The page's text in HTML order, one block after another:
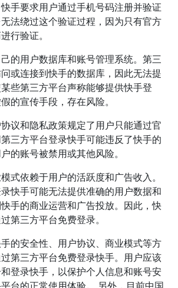
手要求用户通过手机号码注册并验证
法绕过这个验证过程，因为只有官方
行验证。
的用户数据库和账号管理系统。第三
或连接到快手的数据库，因此无法提
些第三方平台声称能够提供快手登
的宣传手段，存在风险。
议和隐私政策规定了用户只能通过官
三方平台登录快手可能违反了快手的
的账号被禁用或其他风险。
式依赖于用户的活跃度和广告收入。
快手可能无法提供准确的用户数据和
手的商业运营和广告投放。因此，快
第三方平台免费登录。
的安全性、用户协议、商业模式等方
第三方平台免费登录快手。用户应该
登录快手，以保护个人信息和账号安